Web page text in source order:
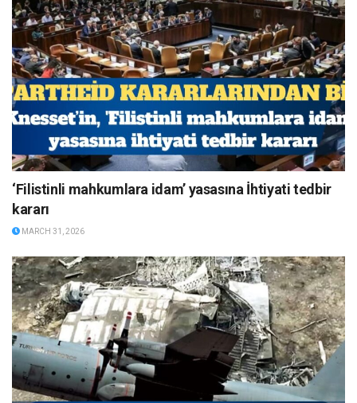
‘Filistinli mahkumlara idam’ yasasına İhtiyati tedbir
kararı
MARCH 31, 2026